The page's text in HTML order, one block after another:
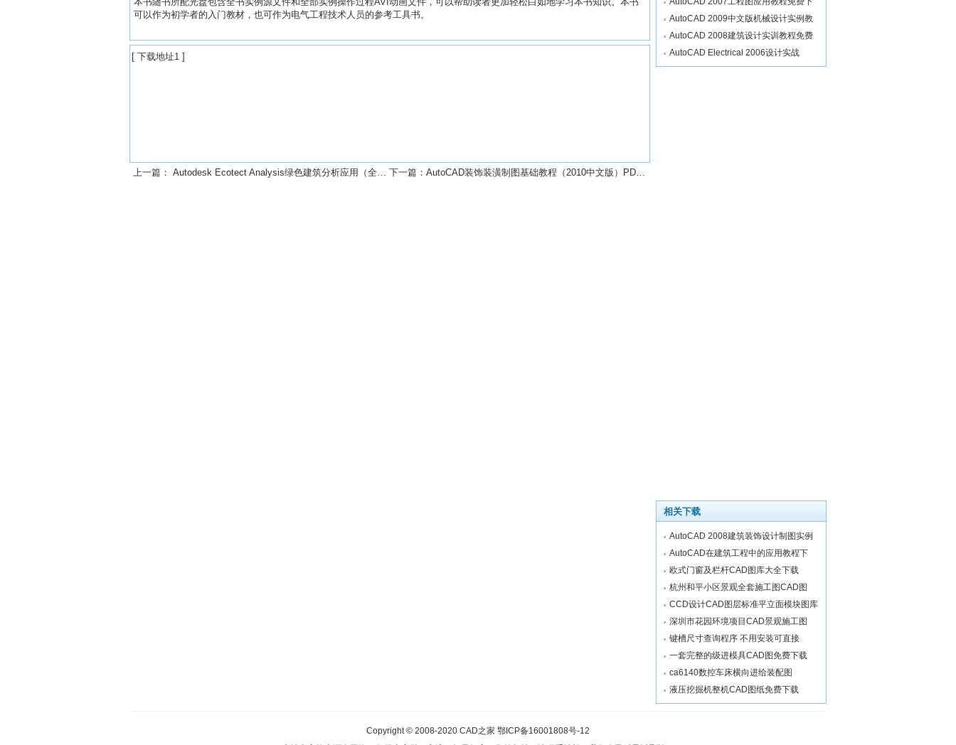
可以作为初学者的入门教材，也可作为电气工程技术人员的参考工具书。
[ 下载地址1 ]
上一篇： Autodesk Ecotect Analysis绿色建筑分析应用（全彩）2011年版PDF下载 下一篇： AutoCAD装饰装潢制图基础教程（2010中文版）PDF下载
AutoCAD 2009中文版机械设计实例教
AutoCAD 2008建筑设计实训教程免费
AutoCAD Electrical 2006设计实战
相关下载
AutoCAD 2008建筑装饰设计制图实例
AutoCAD在建筑工程中的应用教程下
欧式门窗及栏杆CAD图库大全下载
杭州和平小区景观全套施工图CAD图
CCD设计CAD图层标准平立面模块图库
深圳市花园环境项目CAD景观施工图
键槽尺寸查询程序 不用安装可直接
一套完整的级进模具CAD图免费下载
ca6140数控车床横向进给装配图
液压挖掘机整机CAD图纸免费下载
Copyright © 2008-2020 CAD之家 鄂ICP备16001808号-12